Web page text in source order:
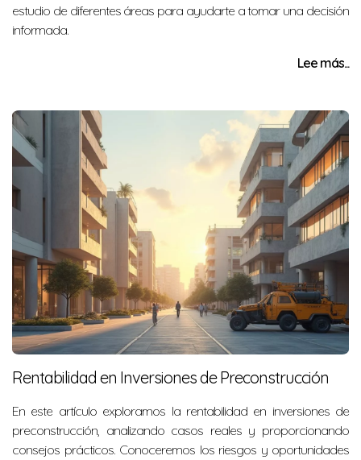
estudio de diferentes áreas para ayudarte a tomar una decisión
informada.
Lee más...
Rentabilidad en Inversiones de Preconstrucción
En este artículo exploramos la rentabilidad en inversiones de
preconstrucción, analizando casos reales y proporcionando
consejos prácticos. Conoceremos los riesgos y oportunidades